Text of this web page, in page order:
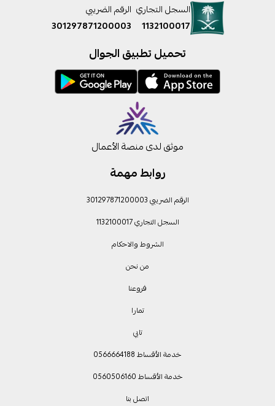
روابط مهمة
الرقم الضريبي 301297871200003
السجل التجاري 1132100017
الشروط والاحكام
من نحن
فروعنا
تمارا
تابي
خدمة الأقساط 0566664188
خدمة الأقساط 0560506160
اتصل بنا
السجل التجاري
1132100017
الرقم الضريبي
301297871200003
تحميل تطبيق الجوال
موثق لدى منصة الأعمال